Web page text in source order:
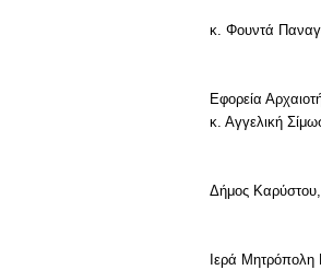
κ. Φουντά
Εφορεία
κ. Αγγελική
Δήμος Καρύστου,
Ιερά Μητρόπολη